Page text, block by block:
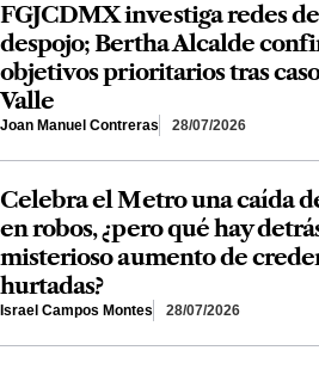
FGJCDMX investiga redes de
despojo; Bertha Alcalde
objetivos prioritarios tras
Valle
Joan Manuel Contreras 28/07/2026
Celebra el Metro una caída
en robos, ¿pero qué hay
misterioso aumento de
hurtadas?
Israel Campos Montes 28/07/2026